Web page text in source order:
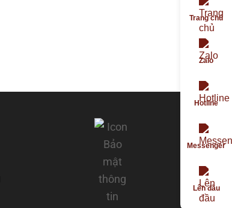
Trang chủ
Zalo
Hotline
Messenger
Lên đầu